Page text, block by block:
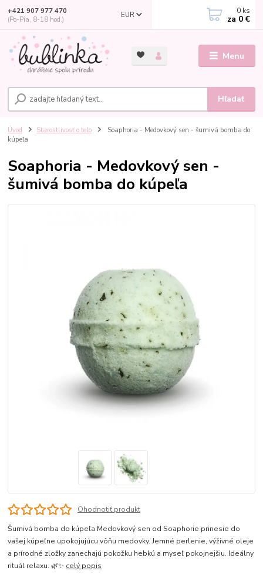
Menu
EUR
Hľadať
+421 907 977 470
(Po-Pia, 8-18 hod.)
0 ks
za 0 €
Úvod Starostlivosť o telo
Soaphoria - Medovkový sen - šumivá bomba do
kúpeľa
Soaphoria - Medovkový sen -
šumivá bomba do kúpeľa
Ohodnotiť produkt
Šumivá bomba do kúpeľa Medovkový sen od Soaphorie prinesie do
vašej kúpeľne upokojujúcu vôňu medovky. Jemné perlenie, výživné oleje
a prírodné zložky zanechajú pokožku hebkú a myseľ pokojnejšiu. Ideálny
rituál relaxu. 🌿✨ celý popis